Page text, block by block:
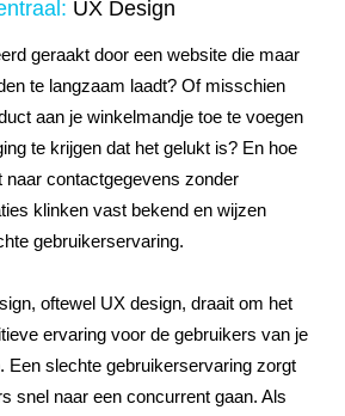
UX Design
geraakt door een website die maar
te langzaam laadt? Of misschien
aan je winkelmandje toe te voegen
te krijgen dat het gelukt is? En hoe
naar contactgegevens zonder
klinken vast bekend en wijzen
gebruikerservaring.
oftewel UX design, draait om het
ervaring voor de gebruikers van je
Een slechte gebruikerservaring zorgt
snel naar een concurrent gaan. Als